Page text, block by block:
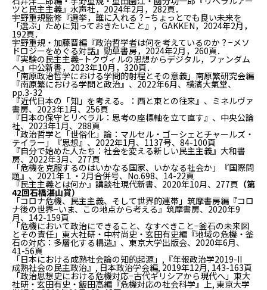
ツと民主主義』水声社，2024年2月，282頁．
宇野重規監修『選挙，誰に入れる？−ちょっとでも良い未来を
「選ぶ」ために知っておきたいこと』，GAKKEN，2024年2月，
192頁．
宇野重規・加藤晋編『政治哲学者は何を考えているのか？−メソ
ドロジーをめぐる対話』勁草書房，2024年2月，260頁．
『実験の民主主義−トクヴィルの思想からデジタル，ファンダム
へ』中公新書，2023年10月，320頁．
「南原政治哲学における学問的射程とその意義」南原繁研究会編
『南原繁における学問と政治』、2022年6月、横濱大氣堂、
pp.3-32
『近代日本の「知」を考える。：西と東との往来』、ミネルヴァ
書房、2023年1月、256頁
『日本の保守とリベラル：思考の座標軸を立て直す』、中央公論
社、2023年1月、288頁
「政治哲学と「世俗化」論：マルセル・ゴーシェとチャールズ・
テイラー」『思想』、2022年1月、1137号、84-100頁
『自分で始めた人たち：社会を変える新しい民主主義』大和書
房、2022年3月、277頁
「危機を克服するのはいかなる国家、いかなる社会か」『国際問
題』、2021年１・2月合併号、No.698、14-22頁
『民主主義とは何か』講談社現代新書、2020年10月、277頁 （第
42回石橋湛山賞）
「コロナ危機、民主主義、そして世界的連帯」筑摩書房編『コロ
ナ後の世界−いま、この地点から考える』筑摩書房、2020年9
月、142-159頁
「危機において政治にできること、なすべきこと−釜石の未来図
とその責任」東大社研・中村尚史・玄田有史編『地域の危機・釜
石の対応：多層化する構造』、東京大学出版会、2020年6月、
41-56頁
「日本における成熟社会論の知的起源」,『年報政治学2019-II
成熟社会の民主政治』, 日本政治学会編, 2019年12月, 143-163頁
「政治思想史における危機対応−古代ギリシアから現代へ」東大
社研・玄田有史・飯田高編『危機対応の社会科学』上, 東京大学